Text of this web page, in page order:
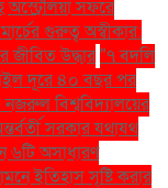
সফরে
গুরুত্ব অস্বীকার:
জীবিত উদ্ধার"৭ বদলি
দূরে ৪০ বছর পর
বিশ্ববিদ্যালয়ের
সরকার যথাযথ
৬টি অসাধারণ
ইতিহাস সৃষ্টি করার